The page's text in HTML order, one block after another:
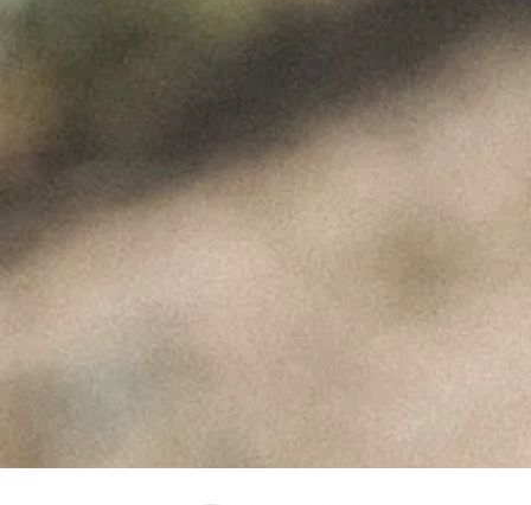
Fusion 2022 Biológico Prêmios
Coutinho – Fev2025
Fevereiro 10, 2025